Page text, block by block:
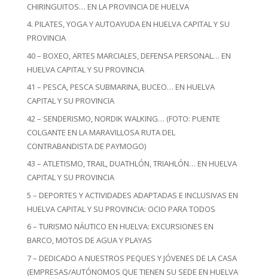
CHIRINGUITOS… EN LA PROVINCIA DE HUELVA
4. PILATES, YOGA Y AUTOAYUDA EN HUELVA CAPITAL Y SU
PROVINCIA
40 – BOXEO, ARTES MARCIALES, DEFENSA PERSONAL… EN
HUELVA CAPITAL Y SU PROVINCIA
41 – PESCA, PESCA SUBMARINA, BUCEO… EN HUELVA
CAPITAL Y SU PROVINCIA
42 – SENDERISMO, NORDIK WALKING… (FOTO: PUENTE
COLGANTE EN LA MARAVILLOSA RUTA DEL
CONTRABANDISTA DE PAYMOGO)
43 – ATLETISMO, TRAIL, DUATHLÓN, TRIAHLÓN… EN HUELVA
CAPITAL Y SU PROVINCIA
5 – DEPORTES Y ACTIVIDADES ADAPTADAS E INCLUSIVAS EN
HUELVA CAPITAL Y SU PROVINCIA: OCIO PARA TODOS
6 – TURISMO NÁUTICO EN HUELVA: EXCURSIONES EN
BARCO, MOTOS DE AGUA Y PLAYAS
7 – DEDICADO A NUESTROS PEQUES Y JÓVENES DE LA CASA
(EMPRESAS/AUTÓNOMOS QUE TIENEN SU SEDE EN HUELVA